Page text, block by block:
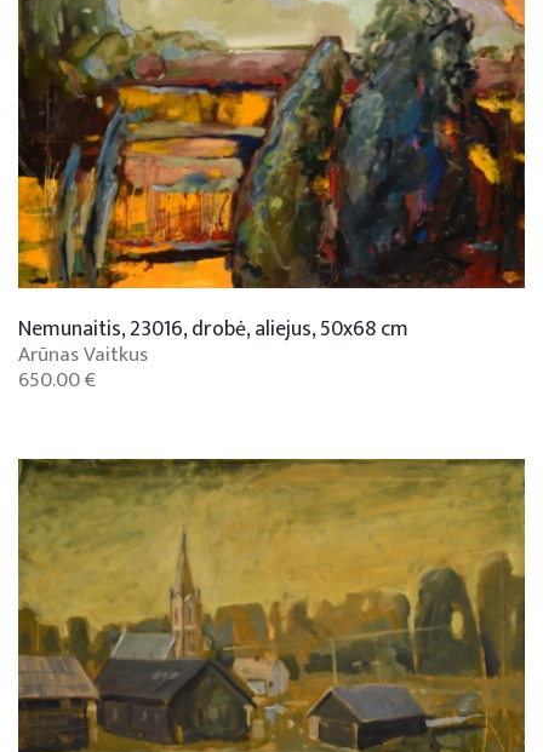
Nemunaitis, 23016, drobė, aliejus, 50x68 cm
Arūnas Vaitkus
650.00 €